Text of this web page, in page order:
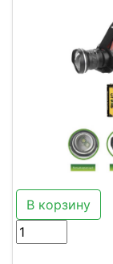
В корзину